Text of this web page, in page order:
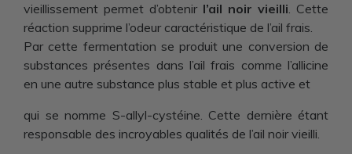
vieillissement permet d’obtenir l’ail noir vieilli. Cette
réaction supprime l’odeur caractéristique de l’ail frais.
Par cette fermentation se produit une conversion de
substances présentes dans l’ail frais comme l’allicine
en une autre substance plus stable et plus active et
qui se nomme S-allyl-cystéine. Cette dernière étant
responsable des incroyables qualités de l’ail noir vieilli.